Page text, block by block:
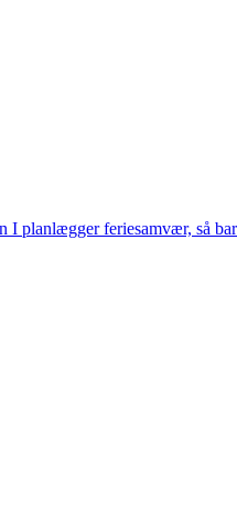
feriesamvær, så